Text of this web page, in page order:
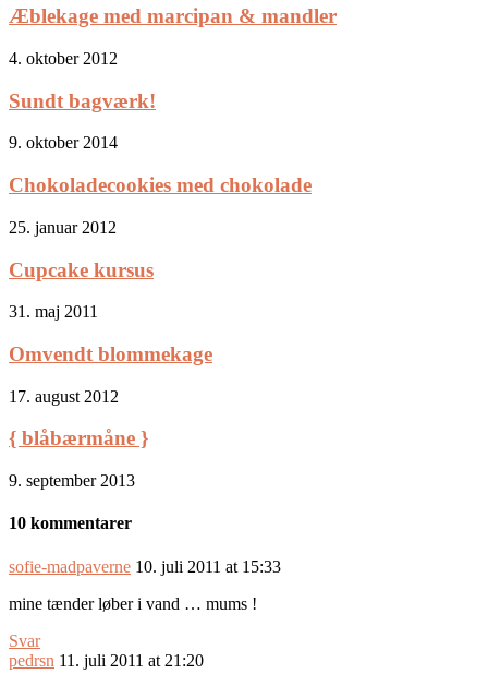
Æblekage med marcipan & mandler
4. oktober 2012
Sundt bagværk!
9. oktober 2014
Chokoladecookies med chokolade
25. januar 2012
Cupcake kursus
31. maj 2011
Omvendt blommekage
17. august 2012
{ blåbærmåne }
9. september 2013
10 kommentarer
sofie-madpaverne 10. juli 2011 at 15:33
mine tænder løber i vand … mums !
Svar
pedrsn 11. juli 2011 at 21:20